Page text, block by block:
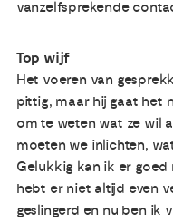
vanzelfsprekende
Top wijf
Het voeren van
pittig, maar hij gaat het
om te weten wat ze wil
moeten we inlichten,
Gelukkig kan ik er
hebt er niet altijd even
geslingerd en nu ben ik